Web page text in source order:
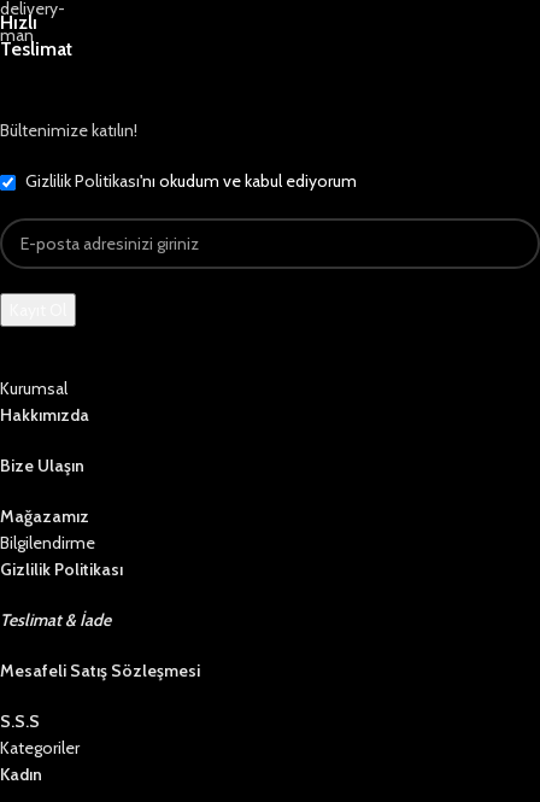
Hızlı
Teslimat
Bültenimize katılın!
Gizlilik Politikası'nı okudum ve kabul ediyorum
Kurumsal
Hakkımızda
Bize Ulaşın
Mağazamız
Bilgilendirme
Gizlilik Politikası
Teslimat & İade
Mesafeli Satış Sözleşmesi
S.S.S
Kategoriler
Kadın